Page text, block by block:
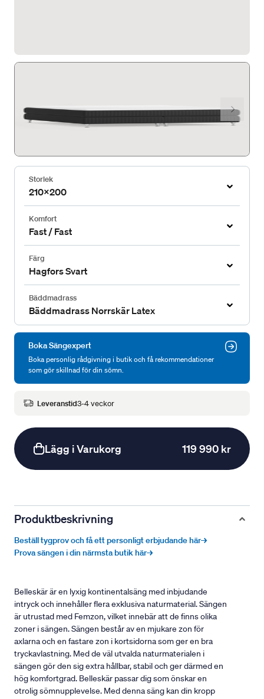
Storlek
210x200
Komfort
Fast / Fast
Färg
Hagfors Svart
Bäddmadrass
Bäddmadrass Norrskär Latex
Boka Sängexpert
Boka personlig rådgivning i butik och få rekommendationer
som gör skillnad för din sömn.
Leveranstid3-4 veckor
Lägg i Varukorg 119 990 kr
Produktbeskrivning
Beställ tygprov och få ett personligt erbjudande här→
Prova sängen i din närmsta butik här→
Belleskär är en lyxig kontinentalsäng med inbjudande
intryck och innehåller flera exklusiva naturmaterial. Sängen
är utrustad med Femzon, vilket innebär att de finns olika
zoner i sängen. Sängen består av en mjukare zon för
axlarna och en fastare zon i kortsidorna som ger en bra
tryckavlastning. Med de väl utvalda naturmaterialen i
sängen gör den sig extra hållbar, stabil och ger därmed en
hög komfortgrad. Belleskär passar dig som önskar en
otrolig sömnupplevelse. Med denna säng kan din kropp